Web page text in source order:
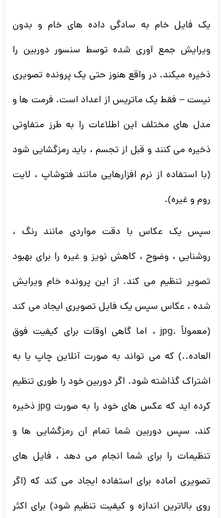
یک فایل خام به سادگی داده های خام و بدون
ویرایش جمع آوری شده توسط سنسور دوربین را
ذخیره میکند. در واقع هنوز حتی یک پرونده تصویری
نیست – فقط یک ماتریس از اعداد است. فرمت ها و
مدل های مختلف این اطلاعات را به طرز متفاوتی
ذخیره می کنند و قبل از تجسم ، باید رمزگشایی شود
(با استفاده از نرم افزارهایی مانند فتوشاپ ، لایت
روم و غیره).
سپس یک عکاس با دقت مواردی مانند رنگ ،
روشنایی ، وضوح ، کاهش نویز و غیره را برای بهبود
تصویر تنظیم می کند. از این پرونده خام ویرایش
شده ، عکاس سپس یک فایل تصویری ایجاد می کند
(معمولاً .jpg ، اما گاهی اوقات برای کیفیت فوق
العاده..) که می تواند به صورت آنلاین چاپ یا به
اشتراک گذاشته شود. اگر دوربین خود را طوری تنظیم
کرده اید که عکس های خود را به صورت jpg ذخیره
کند، سپس دوربین شما تمام آن رمزگشایی ها و
تنظیمات را برای شما انجام می دهد ، فایل های
تصویری آماده برای استفاده ایجاد می کند که (اگر
روی بالاترین اندازه و کیفیت تنظیم شود) برای اکثر